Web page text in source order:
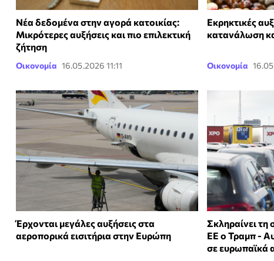
Νέα δεδομένα στην αγορά κατοικίας:
Μικρότερες αυξήσεις και πιο επιλεκτική
ζήτηση
Οικονομία 16.05.2026 11:11
Εκρηκτικές
κατανάλωση
Οικονομία
Έρχονται μεγάλες αυξήσεις στα
αεροπορικά εισιτήρια στην Ευρώπη
Σκληραίνει τη
ΕΕ ο Τραμπ -
σε ευρωπαϊκά